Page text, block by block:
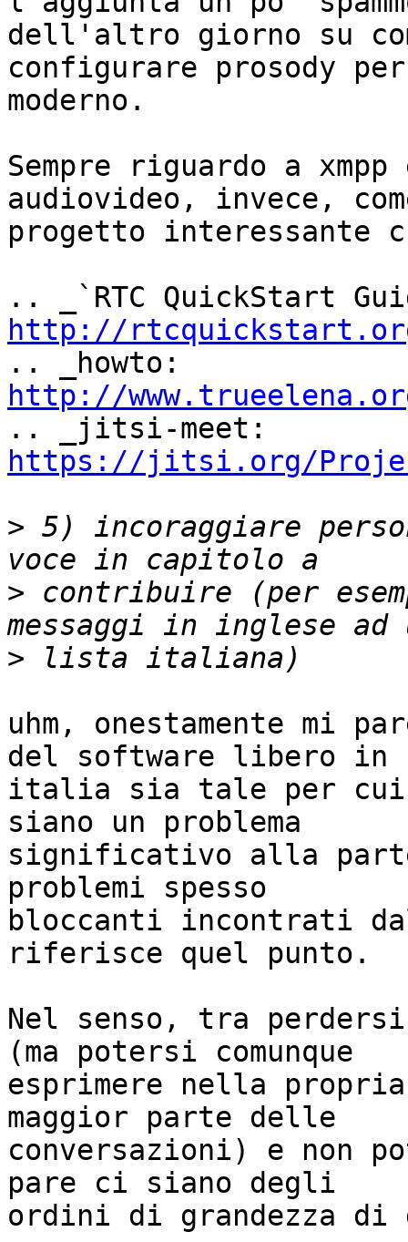
dell'altro giorno su
configurare prosody
moderno.
Sempre riguardo a
audiovideo, invece,
progetto interessante
http://
http://
https://jitsi.org/
> 5) incoraggiare
> contribuire (per
>
uhm, onestamente mi
del software libero in
italia sia tale per
siano un problema
significativo alla
problemi spesso
bloccanti incontrati
riferisce quel punto.
Nel senso, tra
(ma potersi comunque
esprimere nella
maggior parte delle
conversazioni) e non
pare ci siano degli
ordini di grandezza di